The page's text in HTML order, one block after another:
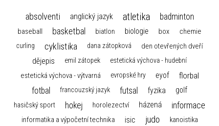
absolventi anglický jazyk atletika badminton
baseball basketbal biatlon biologie box chemie
curling cyklistika dana zátopková den otevřených dveří
dějepis emil zátopek estetická výchova - hudební
estetická výchova - výtvarná evropské hry eyof florbal
fotbal francouzský jazyk futsal fyzika golf
hasičský sport hokej horolezectví házená informace
informatika a výpočetní technika isic judo
kanoistika